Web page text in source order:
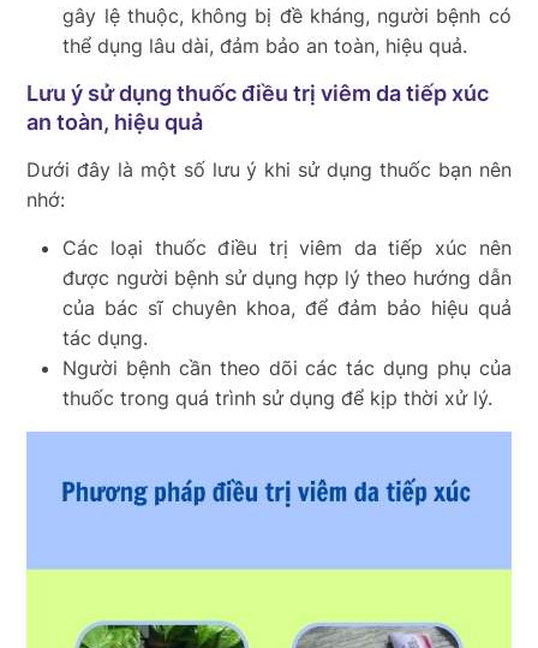
gây lệ thuộc, không bị đề kháng, người bệnh có
thể dụng lâu dài, đảm bảo an toàn, hiệu quả.
Lưu ý sử dụng thuốc điều trị viêm da tiếp xúc
an toàn, hiệu quả
Dưới đây là một số lưu ý khi sử dụng thuốc bạn nên
nhớ:
Các loại thuốc điều trị viêm da tiếp xúc nên
được người bệnh sử dụng hợp lý theo hướng dẫn
của bác sĩ chuyên khoa, để đảm bảo hiệu quả
tác dụng.
Người bệnh cần theo dõi các tác dụng phụ của
thuốc trong quá trình sử dụng để kịp thời xử lý.